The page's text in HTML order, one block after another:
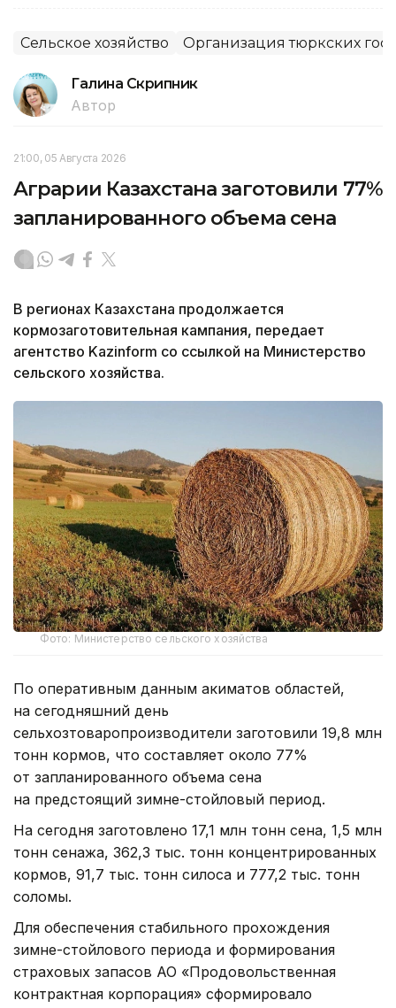
Сельское хозяйство Организация тюркских
Галина Скрипник
Автор
21:00, 05 Августа 2026
Аграрии Казахстана заготовили 77%
запланированного объема сена
В регионах Казахстана продолжается
кормозаготовительная кампания, передает
агентство Kazinform со ссылкой на Министерство
сельского хозяйства.
Фото: Министерство сельского хозяйства
По оперативным данным акиматов областей,
на сегодняшний день
сельхозтоваропроизводители заготовили 19,8 млн
тонн кормов, что составляет около 77%
от запланированного объема сена
на предстоящий зимне-стойловый период.
На сегодня заготовлено 17,1 млн тонн сена, 1,5 млн
тонн сенажа, 362,3 тыс. тонн концентрированных
кормов, 91,7 тыс. тонн силоса и 777,2 тыс. тонн
соломы.
Для обеспечения стабильного прохождения
зимне-стойлового периода и формирования
страховых запасов АО «Продовольственная
контрактная корпорация» сформировало